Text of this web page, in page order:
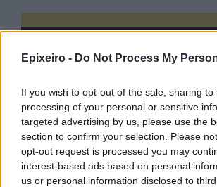
Epixeiro - Do Not Process My
If you wish to opt-out of the sale, sharing
processing of your personal or sensitive
targeted advertising by us, please use the
section to confirm your selection. Please
opt-out request is processed you may
interest-based ads based on personal
us or personal information disclosed to